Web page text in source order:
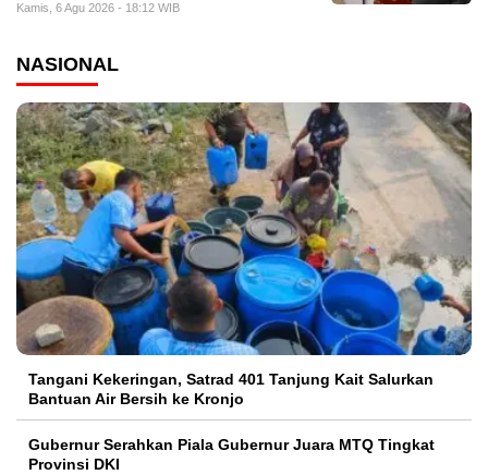
Kamis, 6 Agu 2026 - 18:12 WIB
NASIONAL
Tangani Kekeringan, Satrad 401 Tanjung Kait Salurkan
Bantuan Air Bersih ke Kronjo
Gubernur Serahkan Piala Gubernur Juara MTQ Tingkat
Provinsi DKI